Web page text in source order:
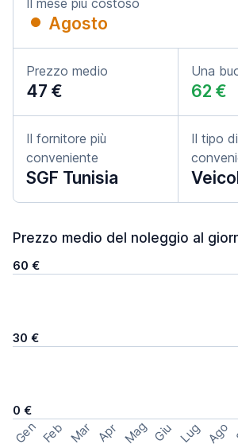
Il mese più costoso
Agosto
Prezzo medio
47 €
Una
62 €
Il fornitore più
conveniente
SGF Tunisia
Il tipo
Prezzo medio del noleggio al
60 €
30 €
0 €
Gen Feb Mar Apr Mag Giu Lug Ago